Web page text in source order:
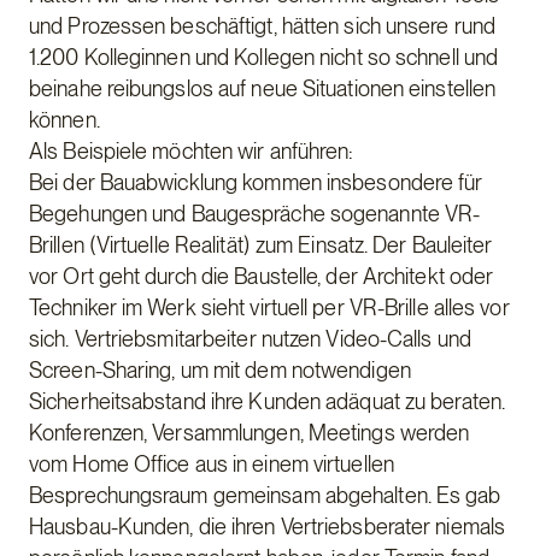
und Prozessen beschäftigt, hätten sich unsere rund
1.200 Kolleginnen und Kollegen nicht so schnell und
beinahe reibungslos auf neue Situationen einstellen
können.
Als Beispiele möchten wir anführen:
Bei der Bauabwicklung kommen insbesondere für
Begehungen und Baugespräche sogenannte VR-
Brillen (Virtuelle Realität) zum Einsatz. Der Bauleiter
vor Ort geht durch die Baustelle, der Architekt oder
Techniker im Werk sieht virtuell per VR-Brille alles vor
sich. Vertriebsmitarbeiter nutzen Video-Calls und
Screen-Sharing, um mit dem notwendigen
Sicherheitsabstand ihre Kunden adäquat zu beraten.
Konferenzen, Versammlungen, Meetings werden
vom Home Office aus in einem virtuellen
Besprechungsraum gemeinsam abgehalten. Es gab
Hausbau-Kunden, die ihren Vertriebsberater niemals